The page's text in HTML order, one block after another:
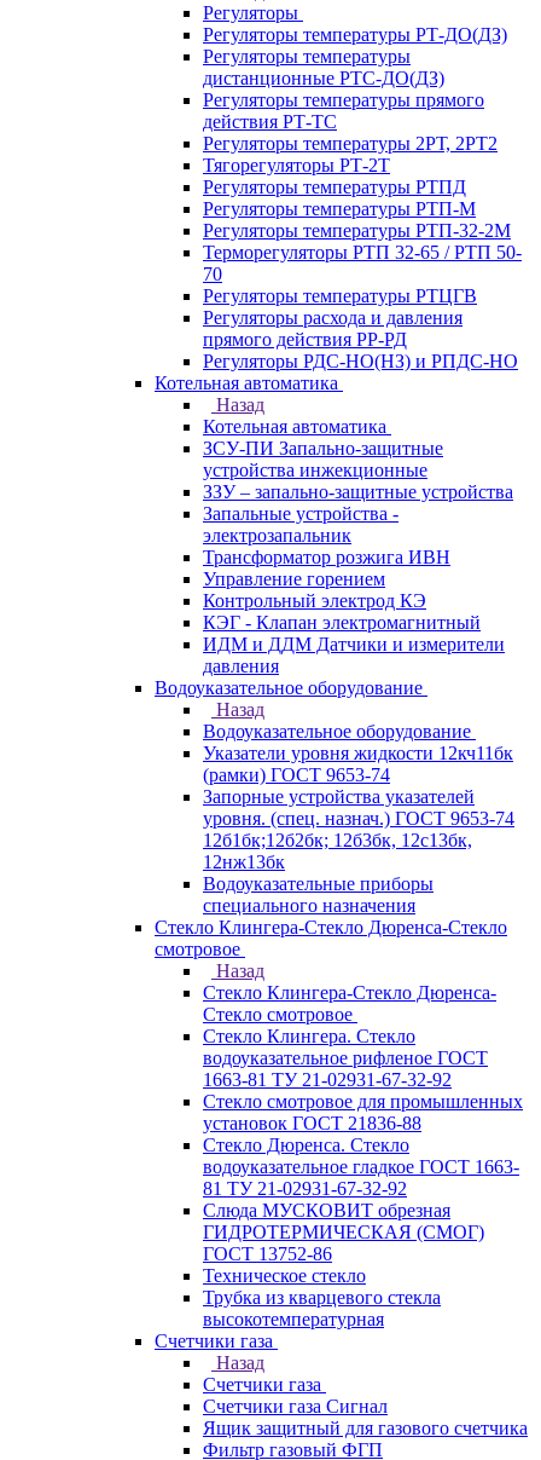
Регуляторы
Регуляторы температуры РТ-ДО(ДЗ)
Регуляторы температуры
дистанционные РТС-ДО(ДЗ)
Регуляторы температуры прямого
действия РТ-ТС
Регуляторы температуры 2РТ, 2РT2
Тягорегуляторы РТ-2Т
Регуляторы температуры РТПД
Регуляторы температуры РТП-M
Регуляторы температуры РТП-32-2М
Терморегуляторы РТП 32-65 / РТП 50-
70
Регуляторы температуры РТЦГВ
Регуляторы расхода и давления
прямого действия РР-РД
Регуляторы РДС-НО(НЗ) и РПДС-НО
Котельная автоматика
Назад
Котельная автоматика
ЗСУ-ПИ Запально-защитные
устройства инжекционные
ЗЗУ – запально-защитные устройства
Запальные устройства -
электрозапальник
Трансформатор розжига ИВН
Управление горением
Контрольный электрод КЭ
КЭГ - Клапан электромагнитный
ИДМ и ДДМ Датчики и измерители
давления
Водоуказательное оборудование
Назад
Водоуказательное оборудование
Указатели уровня жидкости 12кч11бк
(рамки) ГОСТ 9653-74
Запорные устройства указателей
уровня. (спец. назнач.) ГОСТ 9653-74
12б1бк;12б2бк; 12б3бк, 12с13бк,
12нж13бк
Водоуказательные приборы
специального назначения
Стекло Клингера-Стекло Дюренса-Стекло
смотровое
Назад
Стекло Клингера-Стекло Дюренса-
Стекло смотровое
Стекло Клингера. Стекло
водоуказательное рифленое ГОСТ
1663-81 ТУ 21-02931-67-32-92
Стекло смотровое для промышленных
установок ГОСТ 21836-88
Стекло Дюренса. Стекло
водоуказательное гладкое ГОСТ 1663-
81 ТУ 21-02931-67-32-92
Слюда МУСКОВИТ обрезная
ГИДРОТЕРМИЧЕСКАЯ (СМОГ)
ГОСТ 13752-86
Техническое стекло
Трубка из кварцевого стекла
высокотемпературная
Счетчики газа
Назад
Счетчики газа
Счетчики газа Сигнал
Ящик защитный для газового счетчика
Фильтр газовый ФГП